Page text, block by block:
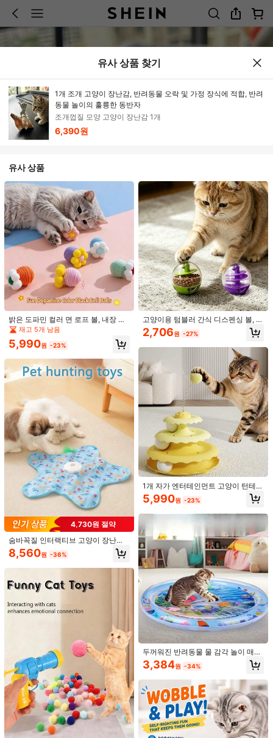
1/7
6,390원 -23% 8,290원
1개 조개 고양이 장난감, 반려동물 오락 및 가정 장식에 적합, 반려동
물 놀이의 훌륭한 동반자
스타일 유형
조개껍질 모양 고양이 장난감 1개
길이:14.5 cm 폭:12 cm 높이:10 cm
배송지 South Korea
무료 배송
예상 배송:2-5 영업일
안전한 결제 · 개인정보 보호
SHEIN에서 판매됨
제품 세부 정보
소재:
아니요
더 보기
ShellHaven
4.69 69 팔로워
69 팔로워
4.69
69 팔로워
0***x다음하루 전에
4.69
69 팔로워
4.69 69 팔로워
팔로잉
최근 435개 판매됨
예쁨 (8) 좋은 품질 (8) 사진과 동일 (7) 몸에 맞음 (6) 좋아함 (4)
유사 상품 찾기
1개 조개 고양이 장난감, 반려동물 오락 및 가정 장식에 적합, 반려
동물 놀이의 훌륭한 동반자
조개껍질 모양 고양이 장난감 1개
6,390원
유사 상품
밝은 도파민 컬러 면 로프 볼, 내장 벨
포함, 씹기 욕구를 위한 텍스처 표면,
벨 소리로 고양이를 유인하여 추격하
고 놀게 함, 외로운 실내 고양이의 추
재고 5개 남음
5,990원 -23%
4,730원 절약
숨바꼭질 인터랙티브 고양이 장난감,
움직이는 숨겨진 막대 깃털, 자동 충전
식 실내 새끼 고양이 운동 키커
8,560원 -36%
고양이용 텀블러 간식 디스펜싱 볼, 인
터랙티브 슬로우 피딩 푸드볼, 회전식
트레이닝 급식볼, 실내 새끼 고양이 일
상 활동용
2,706원 -27%
1개 자가 엔터테인먼트 고양이 턴테이
블 볼, 작은 고양이 지루함 완화 장난
감, 애완 동물 용품 고양이 장난감
5,990원 -23%
두꺼워진 반려동물 물 감각 놀이 매트,
2026년 신상 고양이 감각 물 놀이 매
트, 고양이 쿨링 패드, 범용 고양이 &
강아지 물 감각 패드, 시원하고 편안한
공기 주입식 물 침대
3,384원 -34%